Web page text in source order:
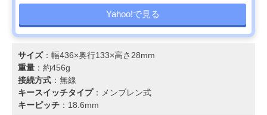
Yahoo!で見る
サイズ：幅436×奥行133×高さ28mm
重量 ：約456g
接続方式 ：無線
キースイッチタイプ：メンブレン式
キーピッチ ：18.6mm